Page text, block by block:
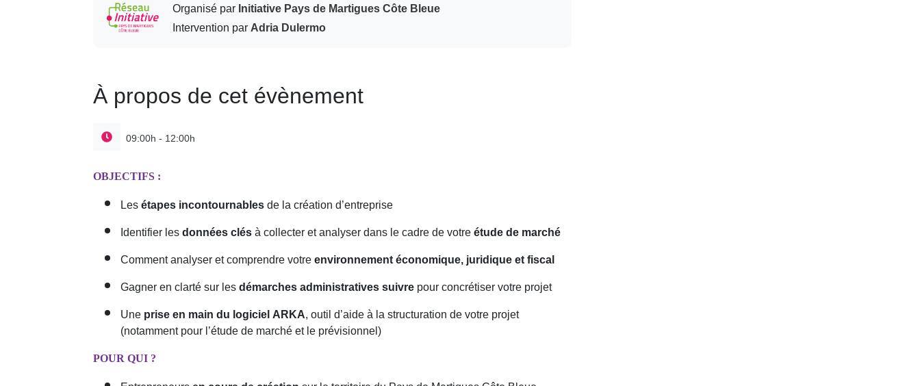
Organisé parInitiative Pays de Martigues Côte Bleue
Intervention parAdria Dulermo
À propos de cet évènement
09:00h - 12:00h
OBJECTIFS :
Lesétapes incontournablesde la création d’entreprise
Identifier lesdonnées clésà collecter et analyser dans le cadre de votreétude de marché
Comment analyser et comprendre votreenvironnement économique, juridique et fiscal
Gagner en clarté sur lesdémarches administratives suivrepour concrétiser votre projet
Uneprise en main du logiciel ARKA, outil d’aide à la structuration de votre projet
(notamment pour l’étude de marché et le prévisionnel)
POUR QUI ?